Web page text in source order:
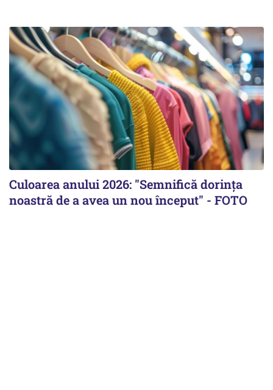
Culoarea anului 2026: "Semnifică dorința
noastră de a avea un nou început" - FOTO